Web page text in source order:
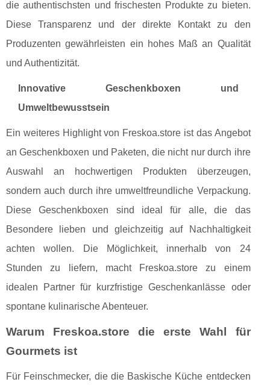
die authentischsten und frischesten Produkte zu bieten.
Diese Transparenz und der direkte Kontakt zu den
Produzenten gewährleisten ein hohes Maß an Qualität
und Authentizität.
Innovative Geschenkboxen und
Umweltbewusstsein
Ein weiteres Highlight von Freskoa.store ist das Angebot
an Geschenkboxen und Paketen, die nicht nur durch ihre
Auswahl an hochwertigen Produkten überzeugen,
sondern auch durch ihre umweltfreundliche Verpackung.
Diese Geschenkboxen sind ideal für alle, die das
Besondere lieben und gleichzeitig auf Nachhaltigkeit
achten wollen. Die Möglichkeit, innerhalb von 24
Stunden zu liefern, macht Freskoa.store zu einem
idealen Partner für kurzfristige Geschenkanlässe oder
spontane kulinarische Abenteuer.
Warum Freskoa.store die erste Wahl für
Gourmets ist
Für Feinschmecker, die die Baskische Küche entdecken